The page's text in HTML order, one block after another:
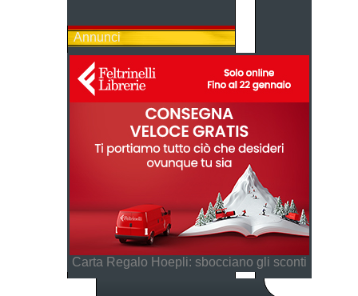
Annunci
Carta Regalo Hoepli: sbocciano gli sconti